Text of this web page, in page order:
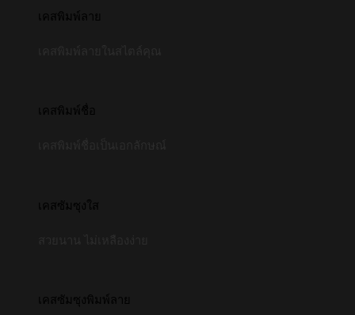
เคสพิมพ์ลาย
เคสพิมพ์ชื่อ
เคสซัมซุงใส
เคสซัมซุงพิมพ์ลาย